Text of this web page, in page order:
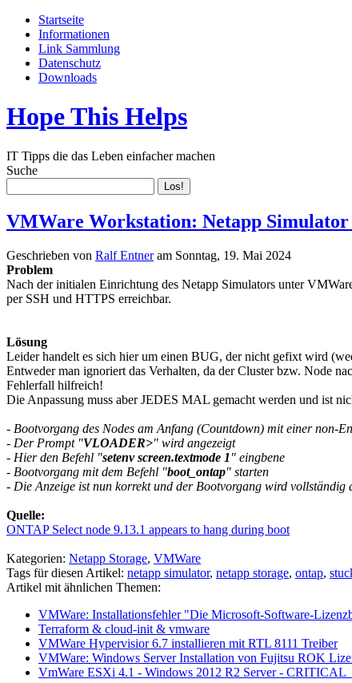
Startseite
Informationen
Link Sammlung
Datenschutz
Downloads
Hope This Helps
IT Tipps die das Leben einfacher machen
Suche
VMWare Workstation: Netapp Simulator
Geschrieben von Ralf Entneram Sonntag, 19. Mai 2024
Problem
Nach der initialen Einrichtung des Netapp Simulators unter
per SSH und HTTPS erreichbar.
Lösung
Leider handelt es sich hier um einen BUG, der nicht gefixt wird
Entweder man ignoriert das Verhalten, da der Cluster bzw. Node
Fehlerfall hilfreich!
Die Anpassung muss aber JEDES MAL gemacht werden und ist
- Bootvorgang des Nodes am Anfang (Countdown) mit einer non-
- Der Prompt "VLOADER>" wird angezeigt
- Hier den Befehl "setenv screen.textmode 1" eingbene
- Bootvorgang mit dem Befehl "boot_ontap" starten
- Die Anzeige ist nun korrekt und der Bootvorgang wird vollständig
Quelle:
ONTAP Select node 9.13.1 appears to hang during boot
Kategorien: Netapp Storage, VMWare
Tags für diesen Artikel: netapp simulator, netapp storage, ontap,
Artikel mit ähnlichen Themen:
VMWare: Installationsfehler "Die Microsoft-Software-
Terraform & cloud-init & vmware
VMWare Hypervisior 6.7 installieren mit RTL 8111 Treiber
VMWare: Windows Server Installation von Fujitsu ROK
VmWare ESXi 4.1 - Windows 2012 R2 Server -